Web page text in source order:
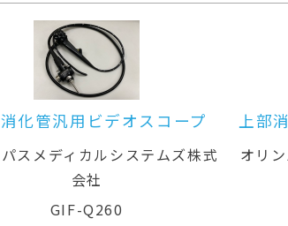
上部消化管汎用ビデオスコープ(径
鼻対応)
オリンパスメディカルシステムズ株式
GIF-XP260N